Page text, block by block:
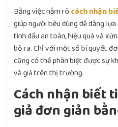
Bằng việc nắm rõ cách nhận
giúp người tiêu dùng dễ dàng
tinh dầu an toàn, hiệu quả và
bỏ ra. Chỉ với một số bí quyết
cũng có thể phân biệt được sự
và giả trên thị trường.
Cách nhận biết
giả đơn giản